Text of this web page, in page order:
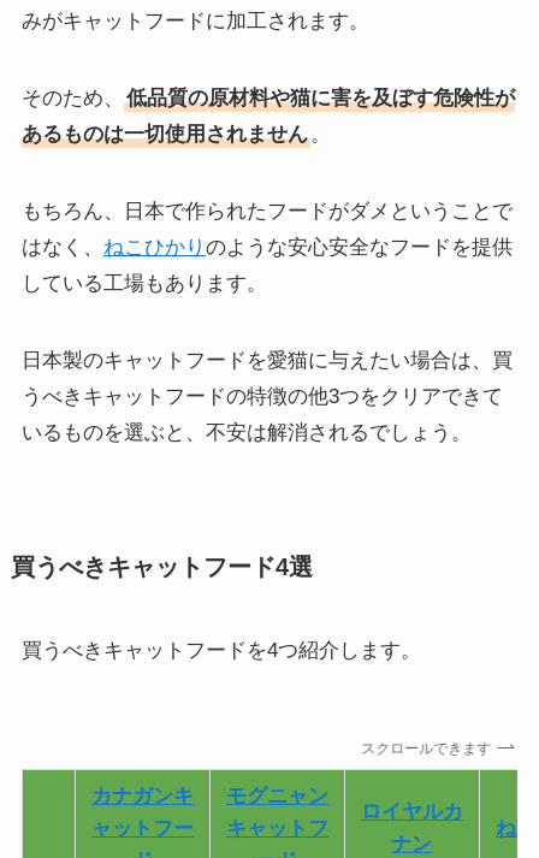
みがキャットフードに加工されます。
そのため、
低品質の原材料や猫に害を及ぼす危険性が
あるものは一切使用されません。
もちろん、日本で作られたフードがダメということで
はなく、 ねこひかり のような安心安全なフードを提供
している工場もあります。
日本製のキャットフードを愛猫に与えたい場合は、買
うべきキャットフードの特徴の他3つをクリアできて
いるものを選ぶと、不安は解消されるでしょう。
買うべきキャットフード4選
買うべきキャットフードを4つ紹介します。
スクロールできます
カナガンキ
ャットフー
モグニャン
キャットフ
ロイヤルカ
ナン
ね